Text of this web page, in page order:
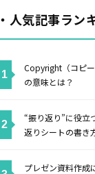
・人気記事ラン
Copyright（コピ
の意味とは？
“振り返り”に役立
返りシートの書き
プレゼン資料作成